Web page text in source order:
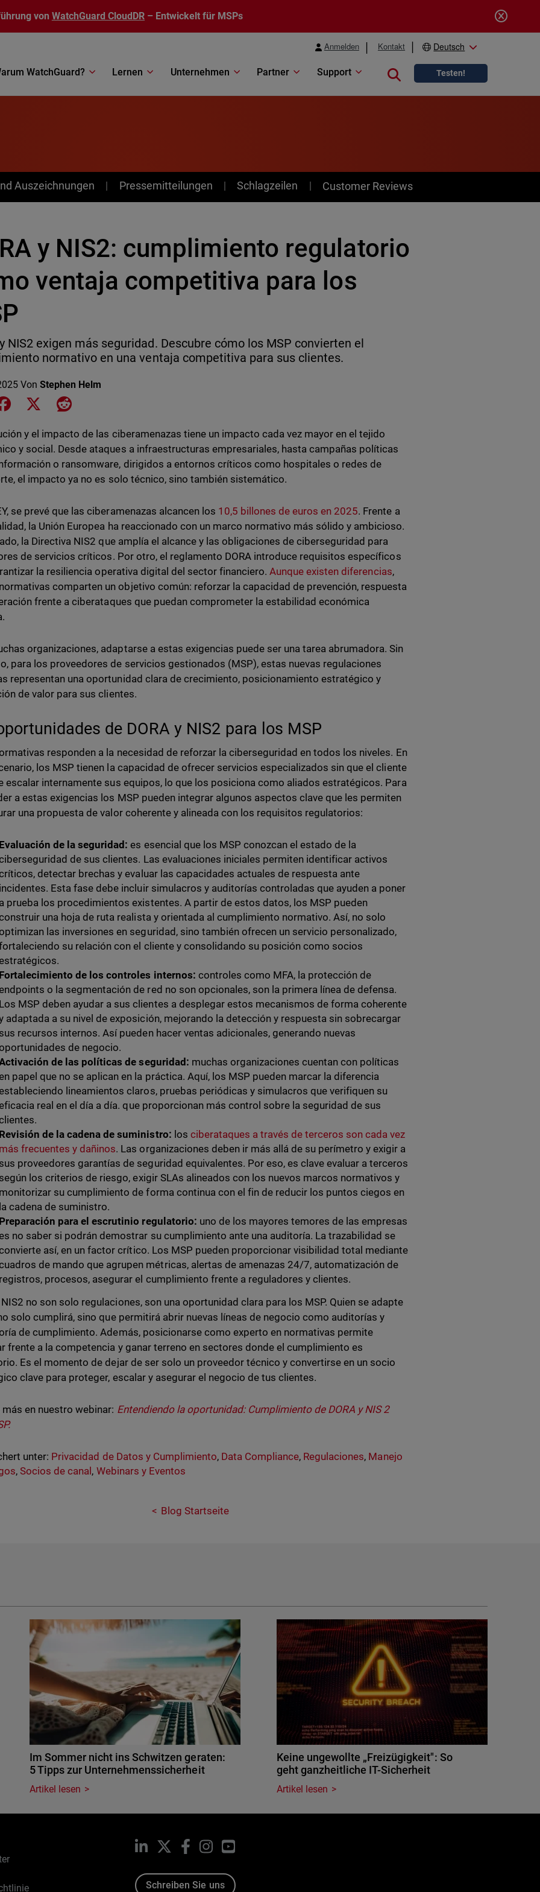
von WatchGuard CloudDR – Entwickelt für MSPs
Anmelden Kontakt Deutsch
WatchGuard? Lernen Unternehmen Partner Support Close search
Testen!
Auszeichnungen Pressemitteilungen Schlagzeilen Customer Reviews
y NIS2: cumplimiento regulatorio
ventaja competitiva para los
NIS2 exigen más seguridad. Descubre cómo los MSP convierten el
normativo en una ventaja competitiva para sus clientes.
VonStephen Helm
on LinkedIn
Share on Facebook
Share on XShare on Reddit
y el impacto de las ciberamenazas tiene un impacto cada vez mayor en el tejido
y social. Desde ataques a infraestructuras empresariales, hasta campañas políticas
o ransomware, dirigidos a entornos críticos como hospitales o redes de
el impacto ya no es solo técnico, sino también sistemático.
se prevé que las ciberamenazas alcancen los 10,5 billones de euros en 2025. Frente a
la Unión Europea ha reaccionado con un marco normativo más sólido y ambicioso.
la Directiva NIS2 que amplía el alcance y las obligaciones de ciberseguridad para
de servicios críticos. Por otro, el reglamento DORA introduce requisitos específicos
la resiliencia operativa digital del sector financiero.Aunque existen diferencias,
comparten un objetivo común: reforzar la capacidad de prevención, respuesta
frente a ciberataques que puedan comprometer la estabilidad económica
organizaciones, adaptarse a estas exigencias puede ser una tarea abrumadora. Sin
para los proveedores de servicios gestionados (MSP), estas nuevas regulaciones
representan una oportunidad clara de crecimiento, posicionamiento estratégico y
de valor para sus clientes.
de DORA y NIS2 para los MSP
responden a la necesidad de reforzar la ciberseguridad en todos los niveles. En
los MSP tienen la capacidad de ofrecer servicios especializados sin que el cliente
escalar internamente sus equipos, lo que los posiciona como aliados estratégicos. Para
a estas exigencias los MSP pueden integrar algunos aspectos clave que les permiten
una propuesta de valor coherente y alineada con los requisitos regulatorios:
Evaluación de la seguridad: es esencial que los MSP conozcan el estado de la
de sus clientes. Las evaluaciones iniciales permiten identificar activos
detectar brechas y evaluar las capacidades actuales de respuesta ante
incidentes. Esta fase debe incluir simulacros y auditorías controladas que ayuden a poner
a prueba los procedimientos existentes. A partir de estos datos, los MSP pueden
una hoja de ruta realista y orientada al cumplimiento normativo. Así, no solo
las inversiones en seguridad, sino también ofrecen un servicio personalizado,
su relación con el cliente y consolidando su posición como socios
Fortalecimiento de los controles internos: controles como MFA, la protección de
o la segmentación de red no son opcionales, son la primera línea de defensa.
Los MSP deben ayudar a sus clientes a desplegar estos mecanismos de forma coherente
adaptada a su nivel de exposición, mejorando la detección y respuesta sin sobrecargar
sus recursos internos. Así pueden hacer ventas adicionales, generando nuevas
de negocio.
de las políticas de seguridad: muchas organizaciones cuentan con políticas
papel que no se aplican en la práctica. Aquí, los MSP pueden marcar la diferencia
lineamientos claros, pruebas periódicas y simulacros que verifiquen su
real en el día a día. que proporcionan más control sobre la seguridad de sus
Revisión de la cadena de suministro: los ciberataques a través de terceros son cada vez
más frecuentes y dañinos. Las organizaciones deben ir más allá de su perímetro y exigir a
sus proveedores garantías de seguridad equivalentes. Por eso, es clave evaluar a terceros
según los criterios de riesgo, exigir SLAs alineados con los nuevos marcos normativos y
monitorizar su cumplimiento de forma continua con el fin de reducir los puntos ciegos en
la cadena de suministro.
Preparación para el escrutinio regulatorio: uno de los mayores temores de las empresas
no saber si podrán demostrar su cumplimiento ante una auditoría. La trazabilidad se
así, en un factor crítico. Los MSP pueden proporcionar visibilidad total mediante
de mando que agrupen métricas, alertas de amenazas 24/7, automatización de
registros, procesos, asegurar el cumplimiento frente a reguladores y clientes.
NIS2 no son solo regulaciones, son una oportunidad clara para los MSP. Quien se adapte
solo cumplirá, sino que permitirá abrir nuevas líneas de negocio como auditorías y
de cumplimiento. Además, posicionarse como experto en normativas permite
frente a la competencia y ganar terreno en sectores donde el cumplimiento es
Es el momento de dejar de ser solo un proveedor técnico y convertirse en un socio
clave para proteger, escalar y asegurar el negocio de tus clientes.
más en nuestro webinar: Entendiendo la oportunidad: Cumplimiento de DORA y NIS 2
unter: Privacidad de Datos y Cumplimiento, Data Compliance, Regulaciones, Manejo
,Socios de canal , Webinars y Eventos
Blog Startseite
Im Sommer nicht ins Schwitzen geraten:
5 Tipps zur Unternehmenssicherheit
Artikel lesen
Keine ungewollte „Freizügigkeit": So
geht ganzheitliche IT-Sicherheit
Artikel lesen
LinkedIn Facebook
InstagramYouTube
Schreiben Sie uns